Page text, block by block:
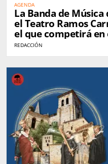
AGENDA
La Banda de
el Teatro Ramos
el que competirá
de Kerkrade
REDACCIÓN